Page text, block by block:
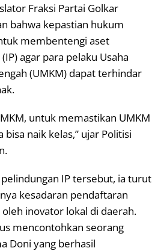
Fraksi Partai Golkar
bahwa kepastian hukum
membentengi aset
agar para pelaku Usaha
(UMKM) dapat terhindar
untuk memastikan UMKM
naik kelas,” ujar Politisi
IP tersebut, ia turut
kesadaran pendaftaran
inovator lokal di daerah.
mencontohkan seorang
Doni yang berhasil